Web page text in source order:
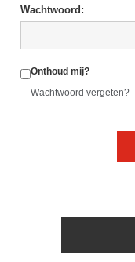
Wachtwoord:
Onthoud mij?
Wachtwoord vergeten?